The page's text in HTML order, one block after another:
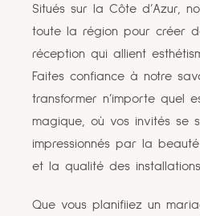
Situés sur la Côte d’Azur,
toute la région pour créer
réception qui allient
Faites confiance à notre
transformer n’importe quel
magique, où vos invités se
impressionnés par la
et la qualité des installations.
Que vous planifiiez un